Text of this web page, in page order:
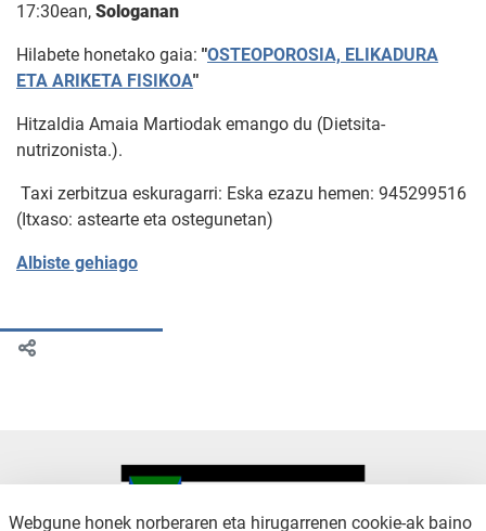
17:30ean, Sologanan
Hilabete honetako gaia: "OSTEOPOROSIA, ELIKADURA
ETA ARIKETA FISIKOA"
Hitzaldia Amaia Martiodak emango du (Dietsita-
nutrizonista.).
Taxi zerbitzua eskuragarri: Eska ezazu hemen: 945299516
(Itxaso: astearte eta ostegunetan)
Albiste gehiago
Webgune honek norberaren eta hirugarrenen cookie-ak baino